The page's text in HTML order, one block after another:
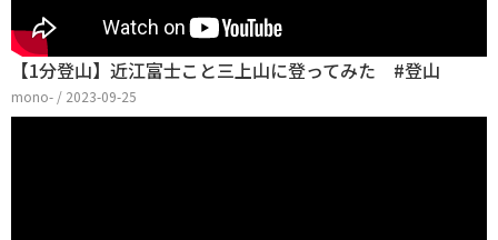
【1分登山】近江富士こと三上山に登ってみた #登山
mono- / 2023-09-25